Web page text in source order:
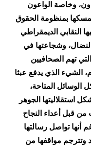
وخاصة الواعون
بمنظومة الحقوق
النقابي الديمقراطي
وشجاعتها في
تهم الصحافيين
الشيء الذي يدفع عبثا
الوسائل المتاحة،
استقلاليتها الجوهر
قبل أعداء النجاح
أنها تواصل رسالتها
وتترجم مواقفها من